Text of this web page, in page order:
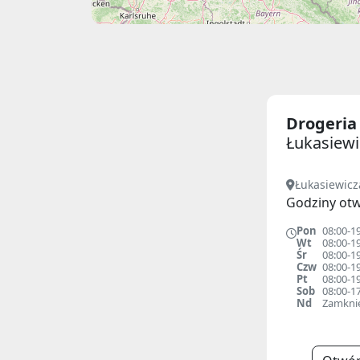
Godziny
Pon 08:00-
Wt
08:00-
Śr
08:00-
Czw 08:00-
Pt
08:00-
Sob 08:00-
Nd